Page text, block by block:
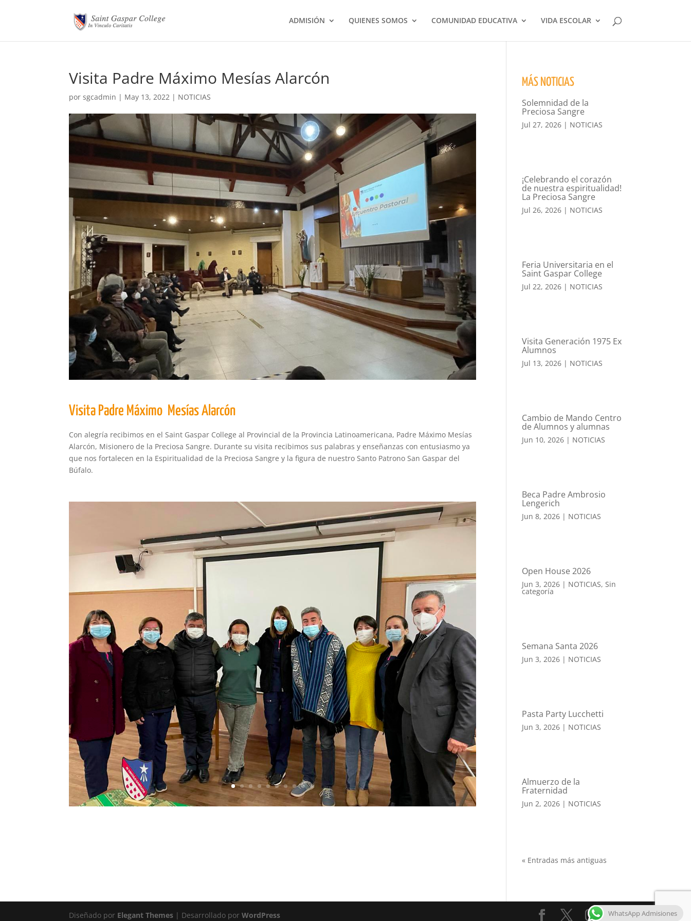
ADMISIÓN QUIENES SOMOS COMUNIDAD EDUCATIVA VIDA ESCOLAR
Visita Padre Máximo Mesías Alarcón
porsgcadmin | May 13, 2022 | NOTICIAS
Visita Padre Máximo Mesías Alarcón
Con alegría recibimos en el Saint Gaspar College al Provincial de la Provincia Latinoamericana, Padre Máximo Mesías
Alarcón, Misionero de la Preciosa Sangre. Durante su visita recibimos sus palabras y enseñanzas con entusiasmo ya
que nos fortalecen en la Espiritualidad de la Preciosa Sangre y la figura de nuestro Santo Patrono San Gaspar del
Búfalo.
MÁS NOTICIAS
Solemnidad de la
Preciosa Sangre
Jul 27, 2026 | NOTICIAS
¡Celebrando el corazón
de nuestra espiritualidad!
La Preciosa Sangre
Jul 26, 2026 | NOTICIAS
Feria Universitaria en el
Saint Gaspar College
Jul 22, 2026 | NOTICIAS
Visita Generación 1975 Ex
Alumnos
Jul 13, 2026 | NOTICIAS
Cambio de Mando Centro
de Alumnos y alumnas
Jun 10, 2026 | NOTICIAS
Beca Padre Ambrosio
Lengerich
Jun 8, 2026 | NOTICIAS
Open House 2026
Jun 3, 2026 | NOTICIAS, Sin
categoría
Semana Santa 2026
Jun 3, 2026 | NOTICIAS
Pasta Party Lucchetti
Jun 3, 2026 | NOTICIAS
Almuerzo de la
Fraternidad
Jun 2, 2026 | NOTICIAS
« Entradas más antiguas
Diseñado por Elegant Themes | Desarrollado porWordPress WhatsApp Admisiones